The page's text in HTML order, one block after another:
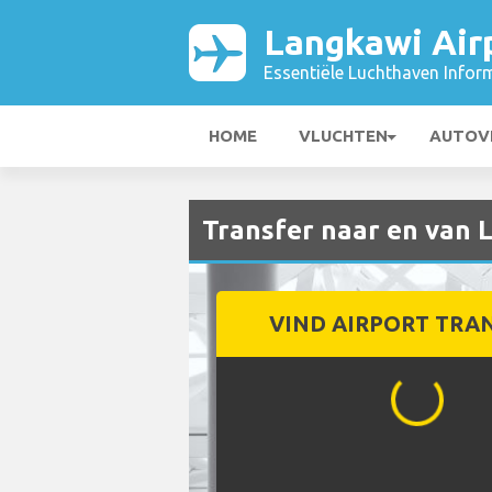
Langkawi
Essentiële Luchthaven
HOME VLUCHTEN
Transfer naar en van
VIND AIRPORT
...